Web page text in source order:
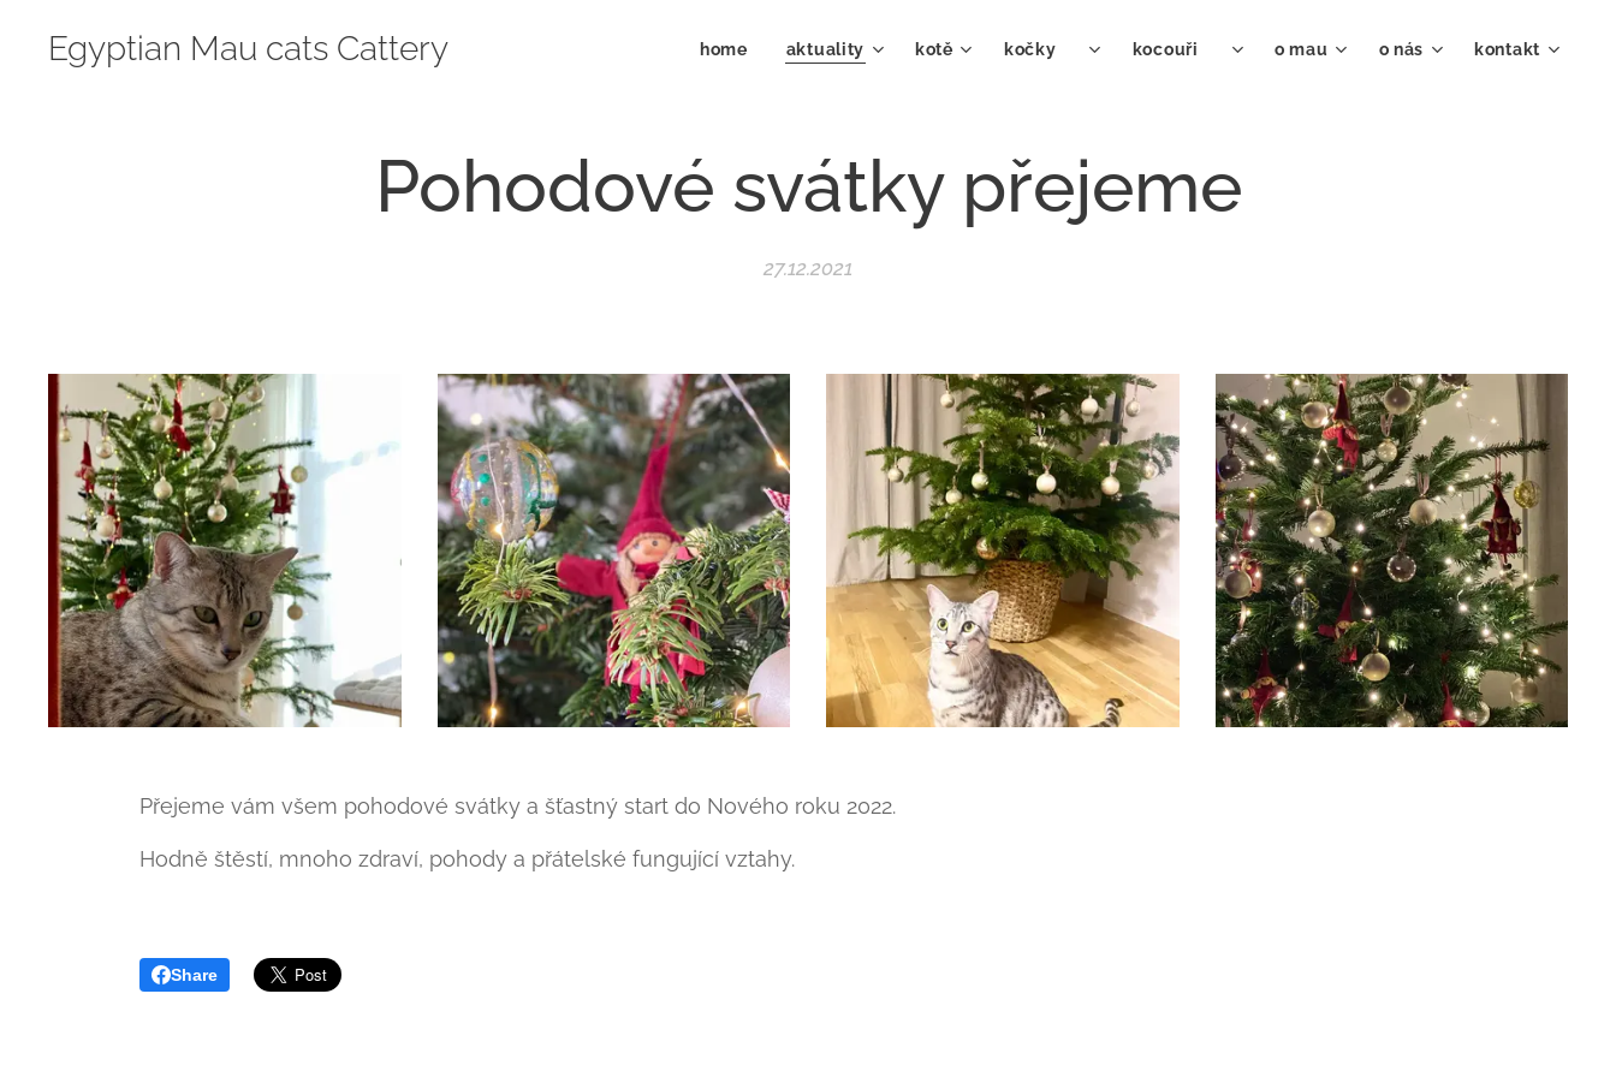
Egyptian Mau cats Cattery home aktuality kotě kočky ♀ kocouři ♂ o mau o nás kontakt
Pohodové svátky přejeme
27.12.2021
Přejeme vám všem pohodové svátky a šťastný start do Nového roku 2022.
Hodně štěstí, mnoho zdraví, pohody a přátelské fungující vztahy.
Share